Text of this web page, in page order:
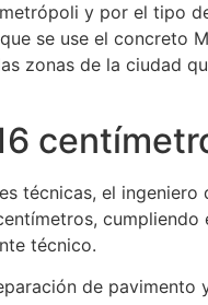
y por el tipo
se use el concreto
zonas de la ciudad
técnicas, el ingeniero
técnico.
de pavimento